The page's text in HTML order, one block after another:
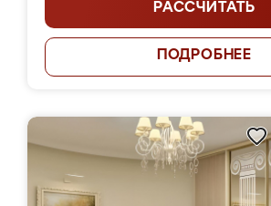
РАССЧИТАТЬ
ПОДРОБНЕЕ